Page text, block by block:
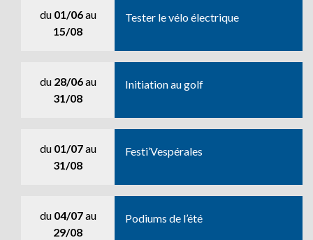
du 01/06au
15/08
Tester le vélo électrique
du 28/06au
31/08
Initiation au golf
du 01/07au
31/08
Festi’Vespérales
du 04/07au
29/08
Podiums de l’été